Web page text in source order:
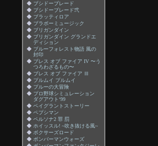
◆ ブシドーブレード
◆ ブシドーブレード弐
◆ ブラッティロア
◆ ブラボーミュージック
◆ ブリガンダイン
◆ ブリガンダイン グランドエ
ディション
◆ ブルーフォレスト物語 風の
封印
◆ ブレス オブ ファイア IV 〜う
つろわざるもの〜
◆ ブレス オブ ファイア Ⅲ
◆ プルムイ プルムイ
◆ プルーの大冒険
◆ プロ野球シミュレーション
ダグアウト‘99
◆ ベイグラントストーリー
◆ ペプシマン
◆ ペルソナ2 罪 罰
◆ ホイッスル! ~吹き抜ける風~
◆ ボクサーズロード
◆ ボンバーマンウォーズ